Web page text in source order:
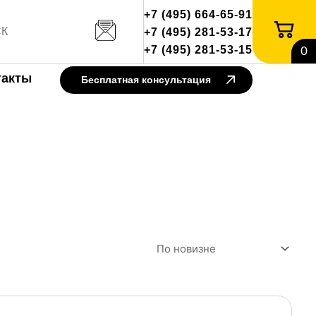
+7 (495) 664-65-91
+7 (495) 281-53-17
+7 (495) 281-53-15
0
Бесплатная консультация